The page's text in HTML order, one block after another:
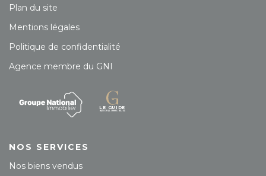
Plan du site
Mentions légales
Politique de confidentialité
Agence membre du GNI
NOS SERVICES
Nos biens vendus